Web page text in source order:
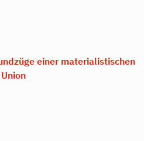
einer materialistischen